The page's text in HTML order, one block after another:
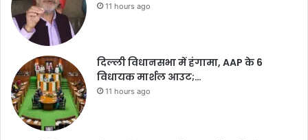
11 hours ago
दिल्ली विधानसभा में हंगामा, AAP के 6
विधायक मार्शल आउट;…
11 hours ago